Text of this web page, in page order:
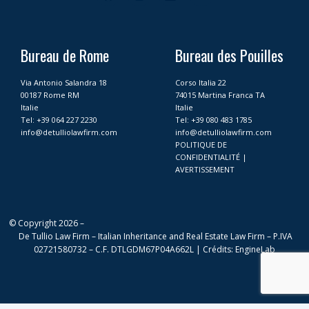
o
o
d b
e
Bureau de Rome
Via Antonio Salandra 18
00187 Rome RM
Italie
Tel: +39 064 227 2230
info@detulliolawfirm.com
Bureau des Pouilles
Corso Italia 22
74015 Martina Franca TA
Italie
Tel: +39 080 483 1785
info@detulliolawfirm.com
POLITIQUE DE
CONFIDENTIALITÉ |
AVERTISSEMENT
© Copyright 2026 –
De Tullio Law Firm – Italian Inheritance and Real Estate Law Firm – P.IVA
02721580732 – C.F. DTLGDM67P04A662L | Crédits: EngineLab